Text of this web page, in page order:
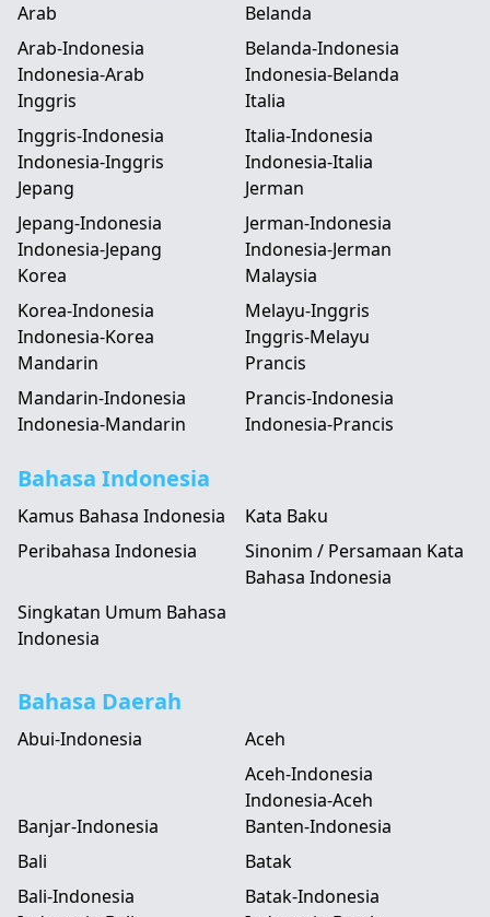
Arab
Arab-Indonesia
Indonesia-Arab
Belanda
Belanda-Indonesia
Indonesia-Belanda
Inggris
Inggris-Indonesia
Indonesia-Inggris
Italia
Italia-Indonesia
Indonesia-Italia
Jepang
Jepang-Indonesia
Indonesia-Jepang
Jerman
Jerman-Indonesia
Indonesia-Jerman
Korea
Korea-Indonesia
Indonesia-Korea
Malaysia
Melayu-Inggris
Inggris-Melayu
Mandarin
Mandarin-Indonesia
Indonesia-Mandarin
Prancis
Prancis-Indonesia
Indonesia-Prancis
Bahasa Indonesia
Kamus Bahasa Indonesia
Kata Baku
Peribahasa Indonesia
Sinonim / Persamaan Kata
Bahasa Indonesia
Singkatan Umum Bahasa
Indonesia
Bahasa Daerah
Abui-Indonesia
Aceh
Aceh-Indonesia
Indonesia-Aceh
Banjar-Indonesia
Banten-Indonesia
Bali
Bali-Indonesia
Batak
Batak-Indonesia